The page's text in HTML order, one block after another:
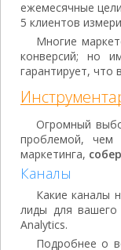
ежемесячные
5 клиентов
Многие
конверсий; но
гарантирует, что
Огромный
проблемой, чем
маркетинга,
Каналы
Какие каналы
лиды для
Analytics.
Подробнее о